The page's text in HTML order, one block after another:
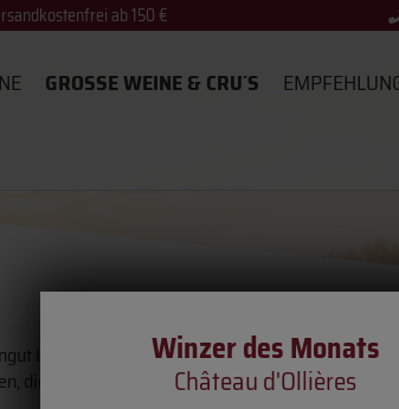
Winzer des Monats
Château d'Ollières
ab 150 €
GROSSE WEINE & CRU´S
baut schon seit vier Generationen Wein im
die sie für ihre Weine bekommen.